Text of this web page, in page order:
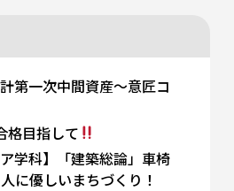
第一次中間資産～意匠コ
格目指して
学科】「建築総論」車椅
に優しいまちづくり！